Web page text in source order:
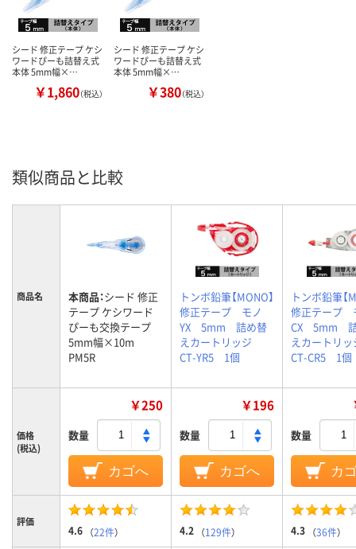
シード 修正テープ ケシ
ワードぴーも詰替え式
本体 5mm幅×…
￥1,860（税込）
シード 修正テープ ケシ
ワードぴーも詰替え式
本体 5mm幅×…
￥380（税込）
類似商品と比較
商品名 本商品：シード 修正
テープ ケシワード
ぴーも交換テープ
5mm幅×10m
PM5R
トンボ鉛筆【MONO】
修正テープ モノ
YX 5mm 詰め替
えカートリッジ
CT-YR5 1個
トンボ鉛筆【
修正テープ
CX 5mm
えカートリ
CT-CR5 1個
価格
(税込)
￥250
数量
カゴへ
￥196
数量
カゴへ
数量
カ
評価
4.6 （22件） 4.2 （129件） 4.3 （36件）